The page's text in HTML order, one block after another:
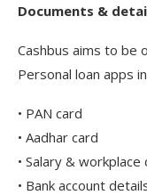
Documents &
Cashbus aims to be
Personal loan apps
• PAN card
• Aadhar card
• Salary & workplace
• Bank account